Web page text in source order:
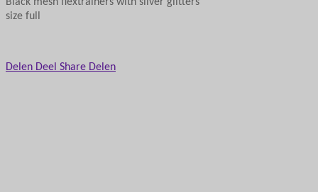
size full
Delen Deel Share Delen